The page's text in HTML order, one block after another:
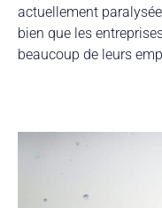
actuellement
bien que les
beaucoup de leurs